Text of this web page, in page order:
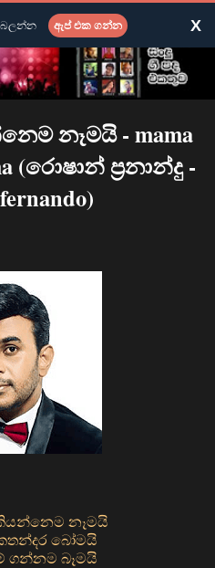
නෑමයි - mama
(රොෂාන් ප්‍රනාන්දු -
නෑමයි
බෝමයි
ගන්නම බෑමයි
බලන්න ඇප් එක ගන්න X